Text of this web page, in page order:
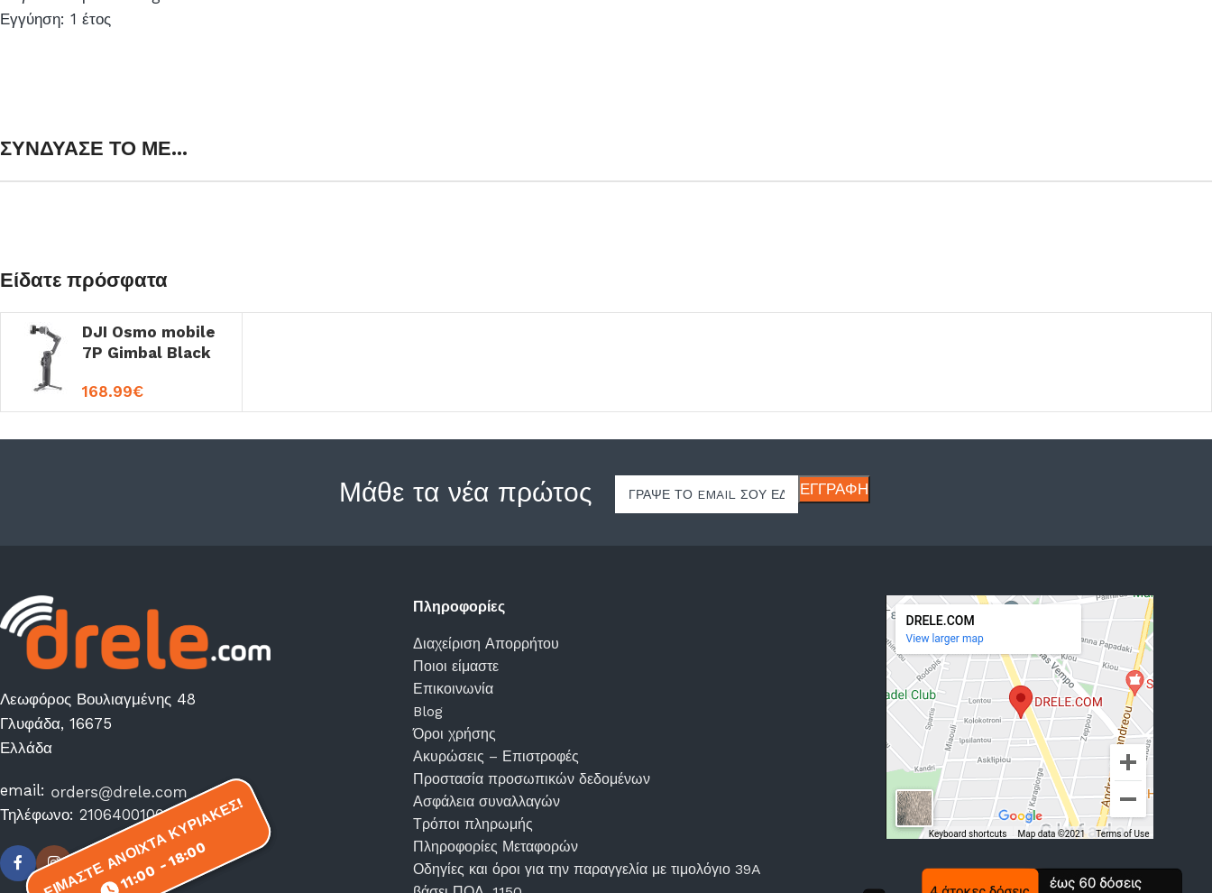
ΕΙΜΑΣΤΕ ΑΝΟΙΧΤΑ ΚΥΡΙΑΚΕΣ!
11:00 - 18:00
Εγγύηση: 1 έτος
ΣΥΝΔΥΑΣΕ ΤΟ ΜΕ...
Είδατε πρόσφατα
DJI Osmo mobile
7P Gimbal Black
168.99€
Μάθε τα νέα πρώτος
Λεωφόρος Βουλιαγμένης 48
Γλυφάδα, 16675
Ελλάδα
email:
Τηλέφωνο: 2106400100
ΕΙΜΑΣΤΕ ΑΝΟΙΧΤΑ ΚΥΡΙΑΚΕΣ!
11:00 - 18:00
Πληροφορίες
Διαχείριση Απορρήτου
Ποιοι είμαστε
Επικοινωνία
Blog
Όροι χρήσης
Ακυρώσεις – Επιστροφές
Προστασία προσωπικών δεδομένων
Ασφάλεια συναλλαγών
Τρόποι πληρωμής
Πληροφορίες Μεταφορών
Οδηγίες και όροι για την παραγγελία με τιμολόγιο 39A